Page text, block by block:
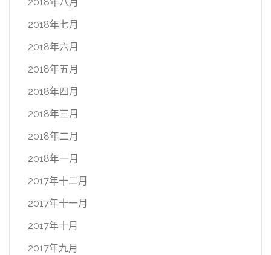
2018年七月
2018年六月
2018年五月
2018年四月
2018年三月
2018年二月
2018年一月
2017年十二月
2017年十一月
2017年十月
2017年九月